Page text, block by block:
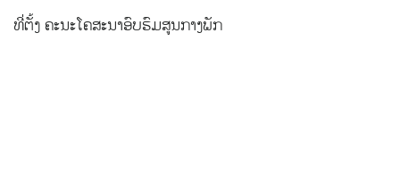
ທີ່ຕັ້ງ ຄະນະໂຄສະນາອົບຮົມສູນກາງພັກ